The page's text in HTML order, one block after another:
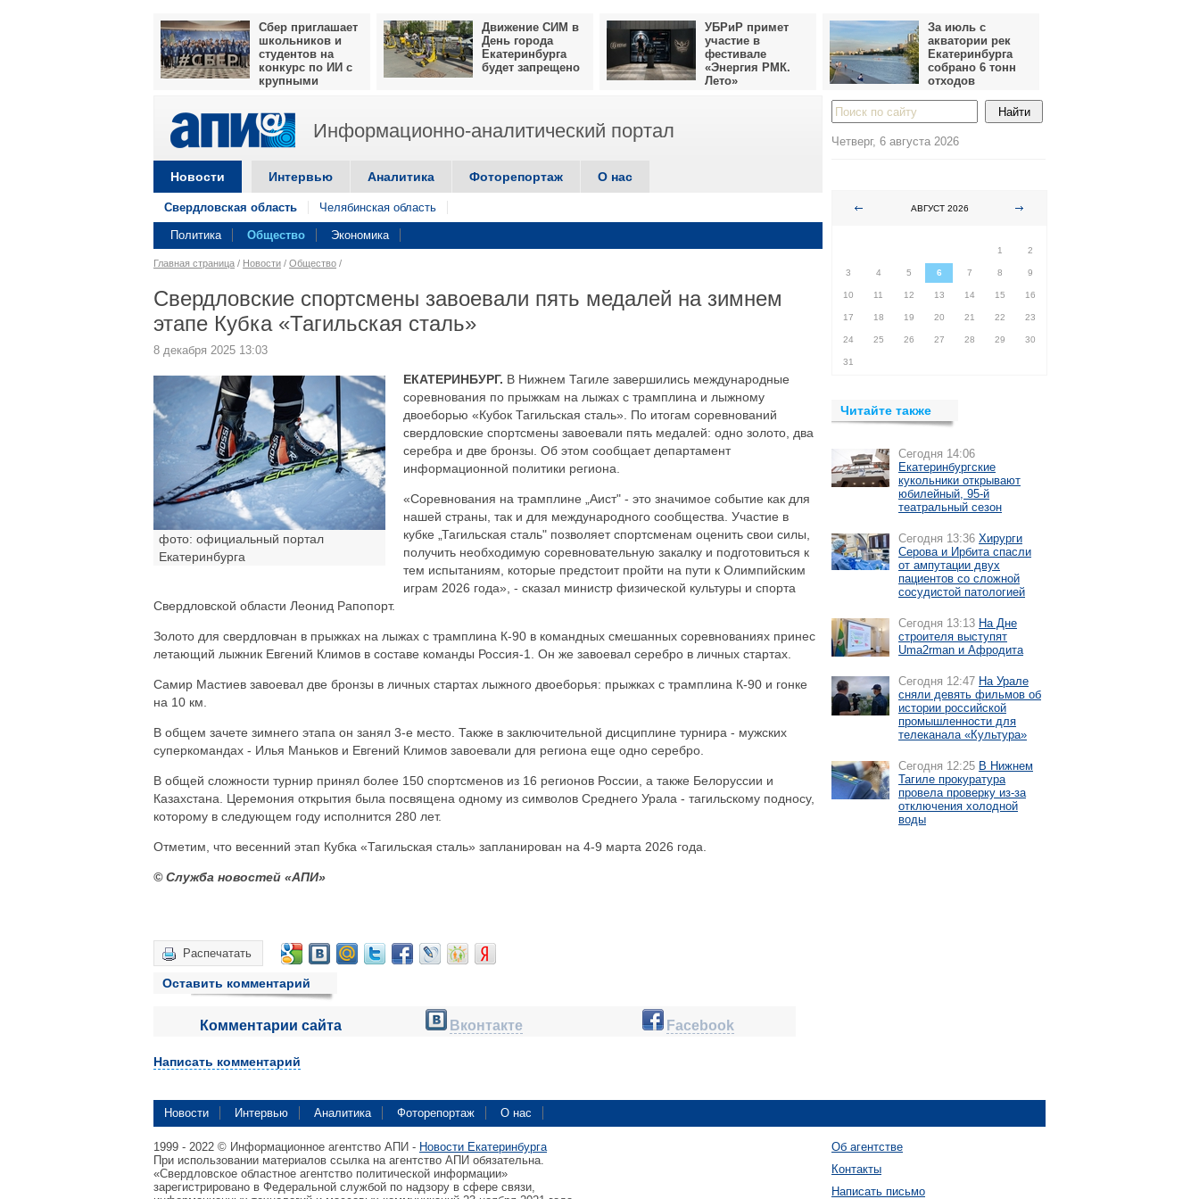
Сбер приглашает
школьников и
студентов на
конкурс по ИИ с
крупными
Движение СИМ в
День города
Екатеринбурга
будет запрещено
УБРиР примет
участие в
фестивале
«Энергия РМК.
Лето»
За июль с
акватории рек
Екатеринбурга
собрано 6 тонн
отходов
Информационно-аналитический портал
Новости Интервью Аналитика Фоторепортаж О нас
Свердловская область Челябинская область
Политика Общество Экономика
Главная страница / Новости / Общество /
Свердловские спортсмены завоевали пять медалей на зимнем
этапе Кубка «Тагильская сталь»
8 декабря 2025 13:03
фото: официальный портал
Екатеринбурга
ЕКАТЕРИНБУРГ. В Нижнем Тагиле завершились международные
соревнования по прыжкам на лыжах с трамплина и лыжному
двоеборью «Кубок Тагильская сталь». По итогам соревнований
свердловские спортсмены завоевали пять медалей: одно золото, два
серебра и две бронзы. Об этом сообщает департамент
информационной политики региона.
«Соревнования на трамплине „Аист" - это значимое событие как для
нашей страны, так и для международного сообщества. Участие в
кубке „Тагильская сталь" позволяет спортсменам оценить свои силы,
получить необходимую соревновательную закалку и подготовиться к
тем испытаниям, которые предстоит пройти на пути к Олимпийским
играм 2026 года», - сказал министр физической культуры и спорта
Свердловской области Леонид Рапопорт.
Золото для свердловчан в прыжках на лыжах с трамплина К-90 в командных смешанных соревнованиях принес
летающий лыжник Евгений Климов в составе команды Россия-1. Он же завоевал серебро в личных стартах.
Самир Мастиев завоевал две бронзы в личных стартах лыжного двоеборья: прыжках с трамплина К-90 и гонке
на 10 км.
В общем зачете зимнего этапа он занял 3-е место. Также в заключительной дисциплине турнира - мужских
суперкомандах - Илья Маньков и Евгений Климов завоевали для региона еще одно серебро.
В общей сложности турнир принял более 150 спортсменов из 16 регионов России, а также Белоруссии и
Казахстана. Церемония открытия была посвящена одному из символов Среднего Урала - тагильскому подносу,
которому в следующем году исполнится 280 лет.
Отметим, что весенний этап Кубка «Тагильская сталь» запланирован на 4-9 марта 2026 года.
© Служба новостей «АПИ»
Распечатать
Оставить комментарий
Комментарии сайта Вконтакте Facebook
Написать комментарий
Четверг, 6 августа 2026
АВГУСТ 2026
1
2
3 4 5 6 7 8 9
10 11 12 13 14 15 16
17 18 19 20 21 22 23
24 25 26 27 28 29 30
31
Читайте также
Сегодня 14:06
Екатеринбургские
кукольники открывают
юбилейный, 95-й
театральный сезон
Сегодня 13:36 Хирурги
Серова и Ирбита спасли
от ампутации двух
пациентов со сложной
сосудистой патологией
Сегодня 13:13 На Дне
строителя выступят
Uma2rman и Афродита
Сегодня 12:47 На Урале
сняли девять фильмов об
истории российской
промышленности для
телеканала «Культура»
Сегодня 12:25 В Нижнем
Тагиле прокуратура
провела проверку из-за
отключения холодной
воды
Новости Интервью Аналитика Фоторепортаж О нас
1999 - 2022 © Информационное агентство АПИ - Новости Екатеринбурга
При использовании материалов ссылка на агентство АПИ обязательна.
«Свердловское областное агентство политической информации»
зарегистрировано в Федеральной службой по надзору в сфере связи,
Об агентстве
Контакты
Написать письмо